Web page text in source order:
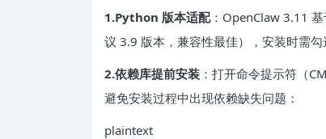
1.Python 版本适配：OpenClaw 3.11
议 3.9 版本，兼容性最佳），安装时需勾
2.依赖库提前安装 ：打开命令提示符（
避免安装过程中出现依赖缺失问题：
plaintext